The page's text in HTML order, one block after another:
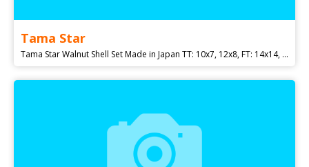
Tama Star
Tama Star Walnut Shell Set Made in Japan TT: 10x7, 12x8, FT: 14x14, 16x16, (+ nožičky FT) BD: 22x16 3200€ Možná výmena s dohodou